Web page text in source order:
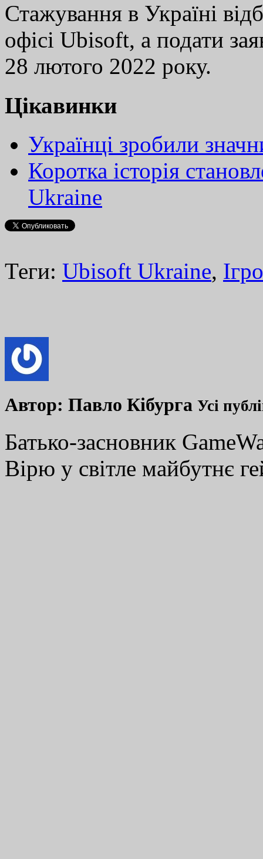
Стажування в Україні
офісі Ubisoft, а подати
28 лютого 2022 року.
Цікавинки
Українці зробили
Коротка історія
Ukraine
Теги: Ubisoft Ukraine,
Автор: Павло Кібурга Усі
Батько-засновник
Вірю у світле майбутнє